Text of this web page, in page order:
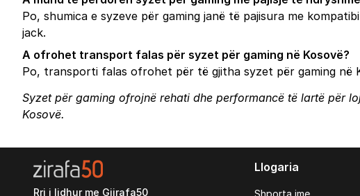
Po, shumica e syzeve për gaming janë të pajisura me
jack.
A ofrohet transport falas për syzet për gaming në Kosovë?
Po, transporti falas ofrohet për të gjitha syzet për gaming në
Syzet për gaming ofrojnë rehati dhe performancë të lartë për
Kosovë.
Rri i lidhur me Gjirafa50
Llogaria
Shporta ime